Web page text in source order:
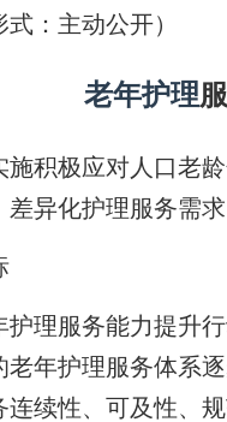
：主动公开）
老年护理
极应对人口老龄
差异化护理服务需
服务能力提升行
老年护理服务体系
连续性、可及性、